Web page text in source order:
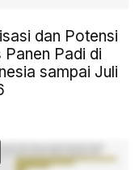
dan Potensi
Panen Padi di
sampai Juli